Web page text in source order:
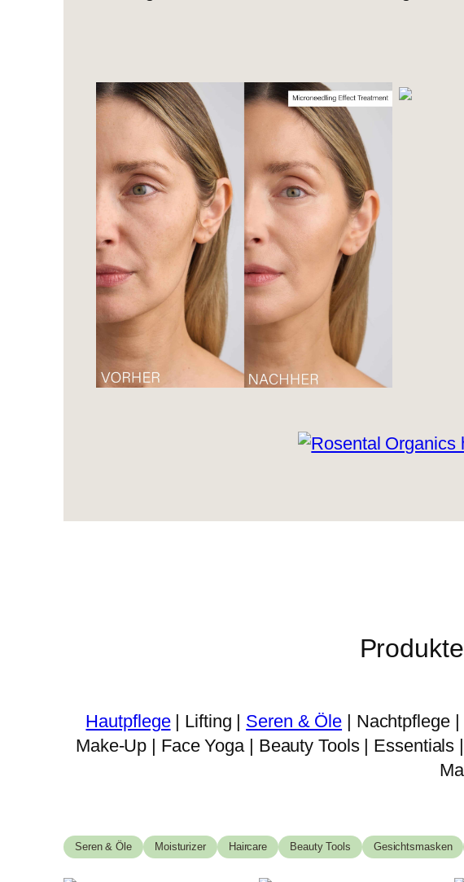
Hautpflege| Lifting | Seren & Öle | Nachtpflege
Make-Up | Face Yoga | Beauty Tools | Essentials
Seren & Öle Moisturizer Haircare Beauty Tools Gesichtsmasken